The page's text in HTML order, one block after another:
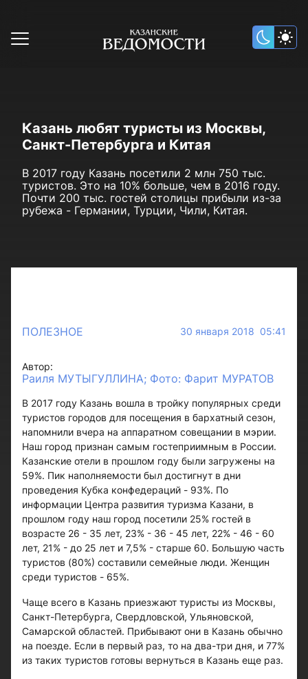
Казань любят туристы из Москвы,
Санкт-Петербурга и Китая
В 2017 году Казань посетили 2 млн 750 тыс.
туристов. Это на 10% больше, чем в 2016 году.
Почти 200 тыс. гостей столицы прибыли из-за
рубежа - Германии, Турции, Чили, Китая.
ПОЛЕЗНОЕ 30 января 2018 05:41
Автор:
Раиля МУТЫГУЛЛИНА; Фото: Фарит МУРАТОВ
В 2017 году Казань вошла в тройку популярных среди
туристов городов для посещения в бархатный сезон,
напомнили вчера на аппаратном совещании в мэрии.
Наш город признан самым гостеприимным в России.
Казанские отели в прошлом году были загружены на
59%. Пик наполняемости был достигнут в дни
проведения Кубка конфедераций - 93%. По
информации Центра развития туризма Казани, в
прошлом году наш город посетили 25% гостей в
возрасте 26 - 35 лет, 23% - 36 - 45 лет, 22% - 46 - 60
лет, 21% - до 25 лет и 7,5% - старше 60. Большую часть
туристов (80%) составили семейные люди. Женщин
среди туристов - 65%.
Чаще всего в Казань приезжают туристы из Москвы,
Санкт-Петербурга, Свердловской, Ульяновской,
Самарской областей. Прибывают они в Казань обычно
на поезде. Если в первый раз, то на два-три дня, и 77%
из таких туристов готовы вернуться в Казань еще раз.